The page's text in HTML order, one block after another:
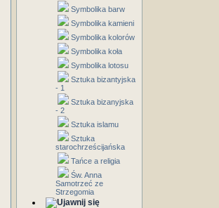
Symbolika barw
Symbolika kamieni
Symbolika kolorów
Symbolika koła
Symbolika lotosu
Sztuka bizantyjska
- 1
Sztuka bizanyjska
- 2
Sztuka islamu
Sztuka
starochrześcijańska
Tańce a religia
Św. Anna
Samotrzeć ze
Strzegomia